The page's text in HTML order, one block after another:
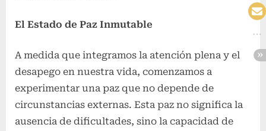
El Estado de Paz Inmutable
A medida que integramos la atención plena y el
desapego en nuestra vida, comenzamos a
experimentar una paz que no depende de
circunstancias externas. Esta paz no significa la
ausencia de dificultades, sino la capacidad de